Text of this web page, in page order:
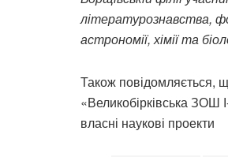
літературознавства,
астрономії, хімії та
Також повідомляється,
«Великобірківська ЗОШ
власні наукові проекти